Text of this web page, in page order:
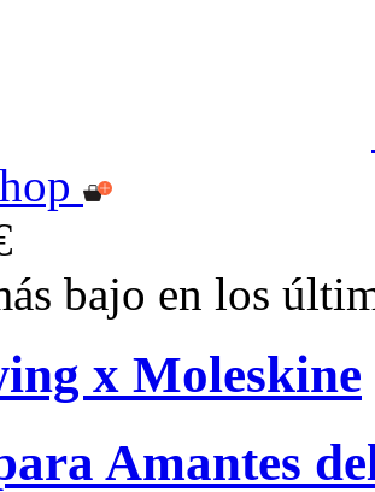
bajo en los
x Moleskine
Amantes